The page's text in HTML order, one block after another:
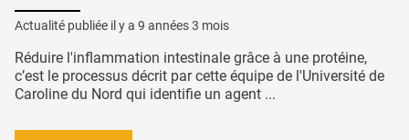
Actualité publiée il y a 9 années 3 mois
Réduire l'inflammation intestinale grâce à une protéine,
c’est le processus décrit par cette équipe de l'Université de
Caroline du Nord qui identifie un agent ...